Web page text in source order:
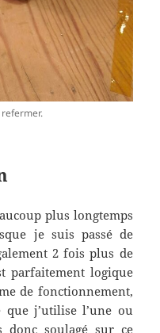
refermer.
plus longtemps
je suis passé de
2 fois plus de
parfaitement logique
de fonctionnement,
j’utilise l’une ou
donc soulagé sur ce